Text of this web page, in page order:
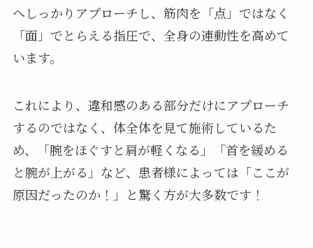
へしっかりアプローチし、筋肉を「点」ではなく
「面」でとらえる指圧で、全身の連動性を高めて
います。
これにより、違和感のある部分だけにアプローチ
するのではなく、体全体を見て施術しているた
め、「腕をほぐすと肩が軽くなる」「首を緩める
と腕が上がる」など、患者様によっては「ここが
原因だったのか！」と驚く方が大多数です！